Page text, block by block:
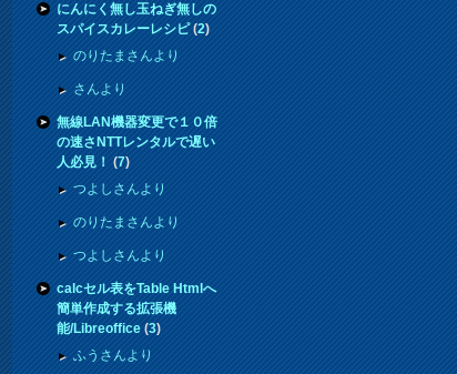
にんにく無し玉ねぎ無しの
スパイスカレーレシピ(2)
のりたまさんより
さんより
無線LAN機器変更で１０倍
の速さNTTレンタルで遅い
人必見！(7)
つよしさんより
のりたまさんより
つよしさんより
calcセル表をTable Htmlへ
簡単作成する拡張機
能/Libreoffice(3)
ふうさんより